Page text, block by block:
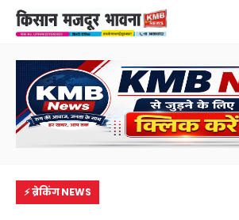
⚡ ब्रेकिंग NEWS